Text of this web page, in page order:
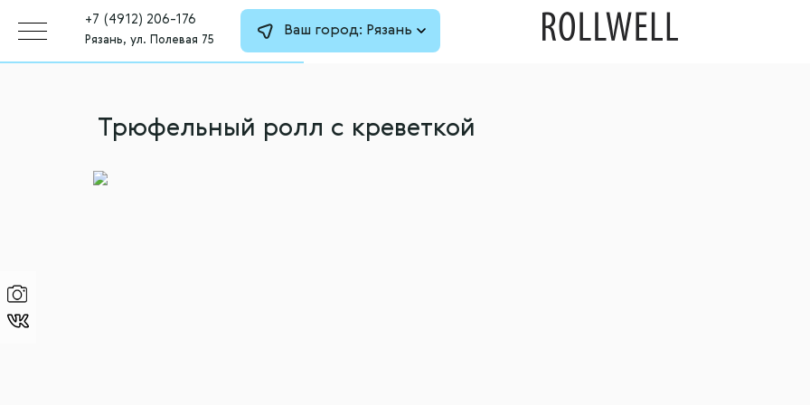
+7 (4912) 206-176
Рязань, ул. Полевая 75
Ваш город: Рязань
Трюфельный ролл с креветкой